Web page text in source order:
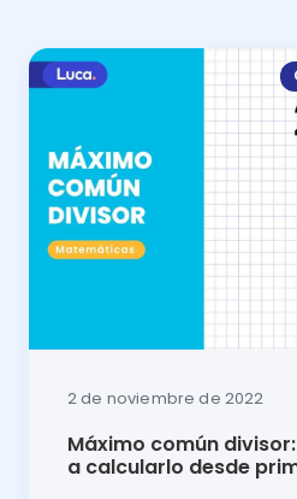
2 de noviembre de 2022
Máximo común
a calcularlo desde